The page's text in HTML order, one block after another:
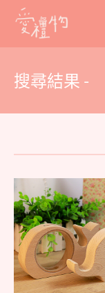
Skip
搜尋結果 -